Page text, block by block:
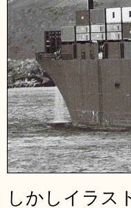
しかしイラス